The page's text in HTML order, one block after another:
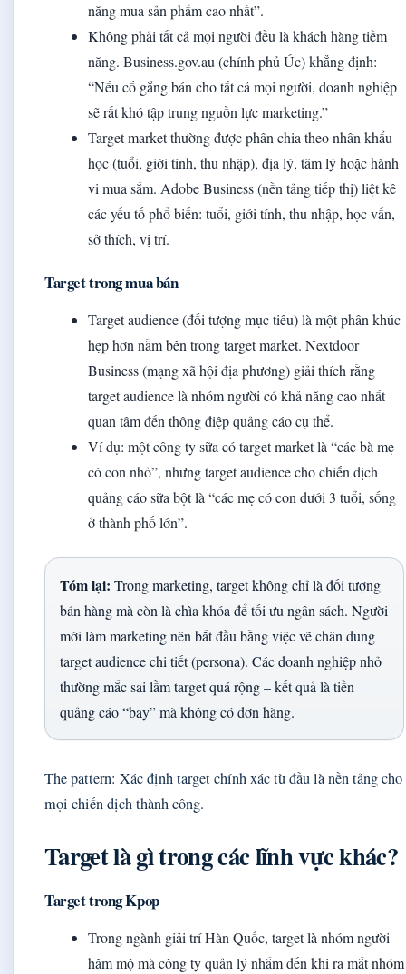
năng mua sản phẩm cao nhất”.
Không phải tất cả mọi người đều là khách hàng tiềm
năng. Business.gov.au (chính phủ Úc) khẳng định:
“Nếu cố gắng bán cho tất cả mọi người, doanh nghiệp
sẽ rất khó tập trung nguồn lực marketing.”
Target market thường được phân chia theo nhân khẩu
học (tuổi, giới tính, thu nhập), địa lý, tâm lý hoặc hành
vi mua sắm. Adobe Business (nền tảng tiếp thị) liệt kê
các yếu tố phổ biến: tuổi, giới tính, thu nhập, học vấn,
sở thích, vị trí.
Target trong mua bán
Target audience (đối tượng mục tiêu) là một phân khúc
hẹp hơn nằm bên trong target market. Nextdoor
Business (mạng xã hội địa phương) giải thích rằng
target audience là nhóm người có khả năng cao nhất
quan tâm đến thông điệp quảng cáo cụ thể.
Ví dụ: một công ty sữa có target market là “các bà mẹ
có con nhỏ”, nhưng target audience cho chiến dịch
quảng cáo sữa bột là “các mẹ có con dưới 3 tuổi, sống
ở thành phố lớn”.
Tóm lại: Trong marketing, target không chỉ là đối tượng
bán hàng mà còn là chìa khóa để tối ưu ngân sách. Người
mới làm marketing nên bắt đầu bằng việc vẽ chân dung
target audience chi tiết (persona). Các doanh nghiệp nhỏ
thường mắc sai lầm target quá rộng – kết quả là tiền
quảng cáo “bay” mà không có đơn hàng.
The pattern: Xác định target chính xác từ đầu là nền tảng cho
mọi chiến dịch thành công.
Target là gì trong các lĩnh vực khác?
Target trong Kpop
Trong ngành giải trí Hàn Quốc, target là nhóm người
hâm mộ mà công ty quản lý nhắm đến khi ra mắt nhóm